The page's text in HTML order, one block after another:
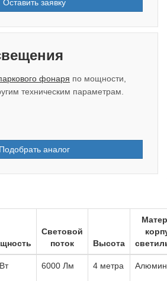
Оставить заявку
фонаря по мощности,
техническим параметрам.
Подобрать аналог
Световой
поток
Высота
6000 Лм 4 метра